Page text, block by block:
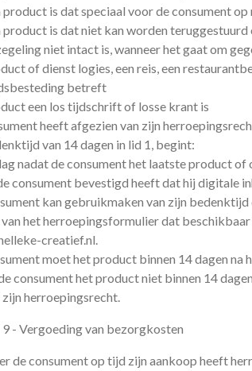
product is dat speciaal voor de consument
product is dat niet kan worden
niet intact is, wanneer het gaat om
of dienst logies, een reis, een
betreft
een los tijdschrift of losse krant is
heeft afgezien van zijn
van 14 dagen in lid 1, begint:
nadat de consument het laatste product
consument bevestigd heeft dat hij digitale
kan gebruikmaken van zijn
het herroepingsformulier dat
creatief.nl.
moet het product binnen 14 dagen
consument het product niet binnen 14
herroepingsrecht.
- Vergoeding van bezorgkosten
de consument op tijd zijn aankoop heeft